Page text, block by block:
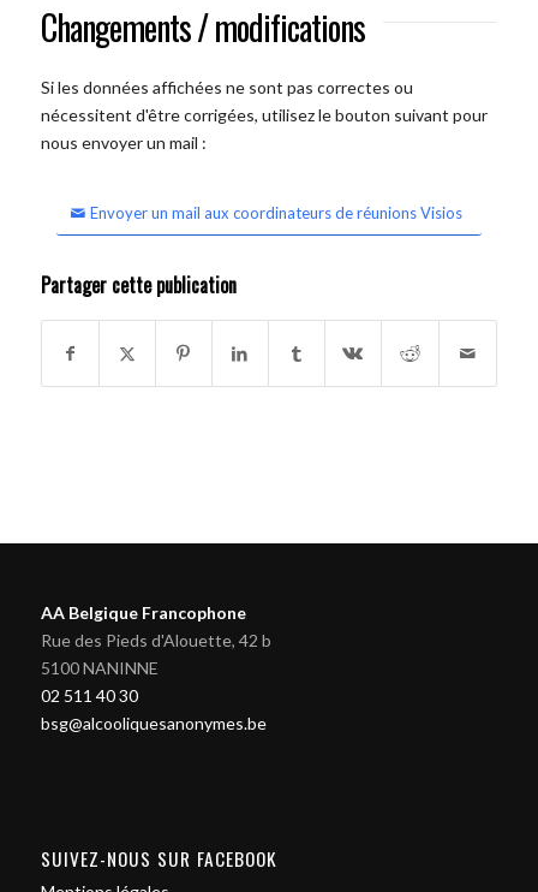
Changements / modifications
Si les données affichées ne sont pas correctes ou
nécessitent d'être corrigées, utilisez le bouton suivant pour
nous envoyer un mail :
Envoyer un mail aux coordinateurs de réunions Visios
Partager cette publication
AA Belgique Francophone
Rue des Pieds d'Alouette, 42 b
5100 NANINNE
02 511 40 30
bsg@alcooliquesanonymes.be
SUIVEZ-NOUS SUR FACEBOOK